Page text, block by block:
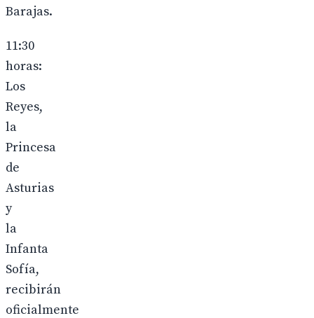
Barajas.
11:30
horas:
Los
Reyes,
la
Princesa
de
Asturias
y
la
Infanta
Sofía,
recibirán
oficialmente